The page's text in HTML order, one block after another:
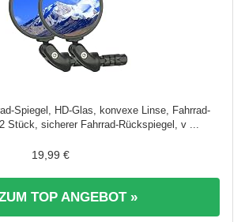
Spiegel, HD-Glas, konvexe Linse, Fahrrad-
Stück, sicherer Fahrrad-Rückspiegel, v ...
19,99 €
TOP ANGEBOT »